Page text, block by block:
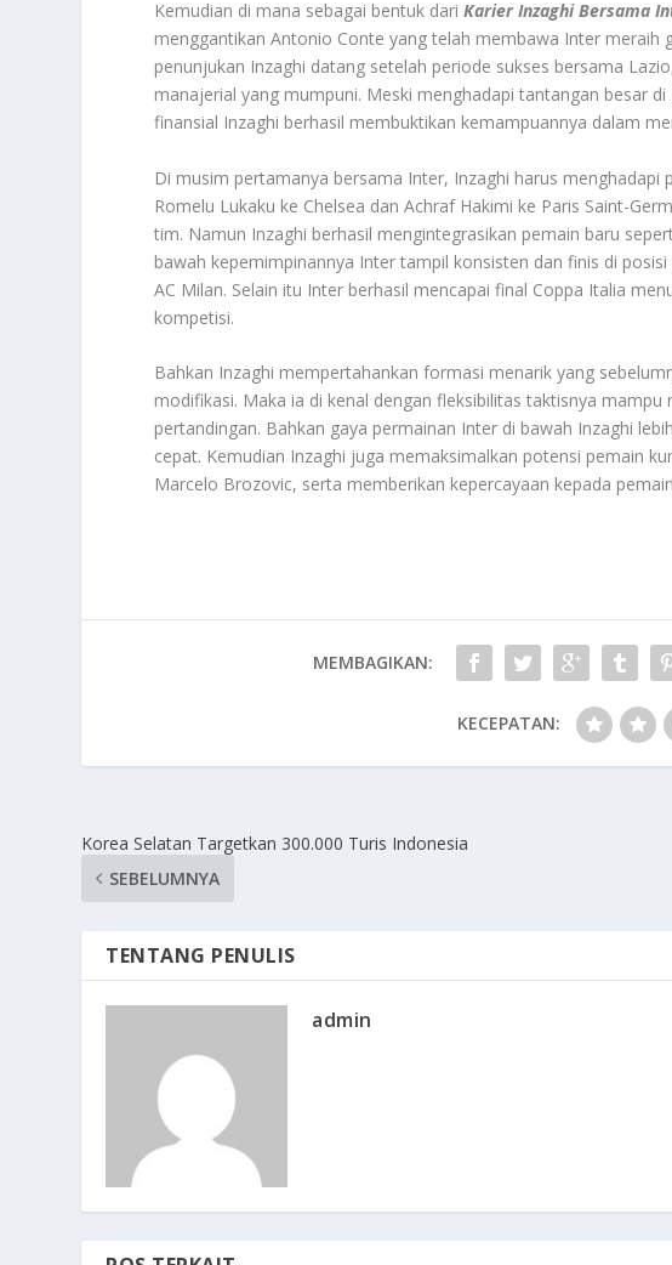
Kemudian di mana sebagai bentuk dariKarier Inzaghi Bersama
menggantikan Antonio Conte yang telah membawa Inter meraih
penunjukan Inzaghi datang setelah periode sukses bersama
manajerial yang mumpuni. Meski menghadapi tantangan besar
finansial Inzaghi berhasil membuktikan kemampuannya dalam
Di musim pertamanya bersama Inter, Inzaghi harus menghadapi
Romelu Lukaku ke Chelsea dan Achraf Hakimi ke Paris Saint-
tim. Namun Inzaghi berhasil mengintegrasikan pemain baru
bawah kepemimpinannya Inter tampil konsisten dan finis di
AC Milan. Selain itu Inter berhasil mencapai final Coppa Italia
kompetisi.
Bahkan Inzaghi mempertahankan formasi menarik yang
modifikasi. Maka ia di kenal dengan fleksibilitas taktisnya
pertandingan. Bahkan gaya permainan Inter di bawah Inzaghi
cepat. Kemudian Inzaghi juga memaksimalkan potensi pemain
Marcelo Brozovic, serta memberikan kepercayaan kepada
MEMBAGIKAN:
KECEPATAN:
Korea Selatan Targetkan 300.000 Turis Indonesia
SEBELUMNYA
TENTANG PENULIS
admin